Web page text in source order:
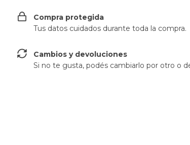
Compra protegida
Tus datos cuidados durante toda la compra.
Cambios y devoluciones
Si no te gusta, podés cambiarlo por otro o